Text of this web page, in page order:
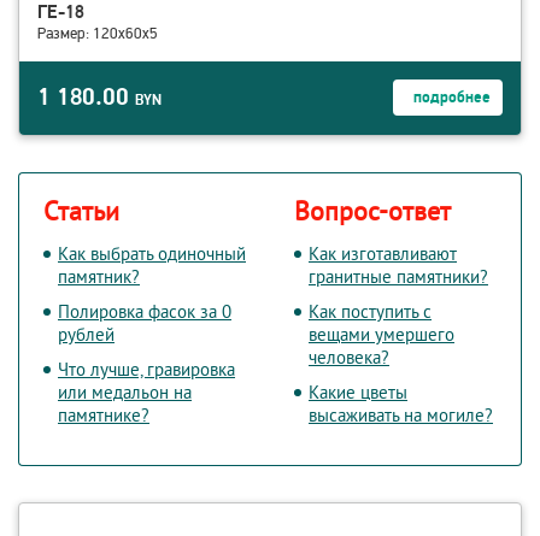
ГЕ-18
Размер: 120х60х5
1 180.00 BYN подробнее
Статьи
Как выбрать одиночный
памятник?
Полировка фасок за 0
рублей
Что лучше, гравировка
или медальон на
памятнике?
Вопрос-ответ
Как изготавливают
гранитные памятники?
Как поступить с
вещами умершего
человека?
Какие цветы
высаживать на могиле?